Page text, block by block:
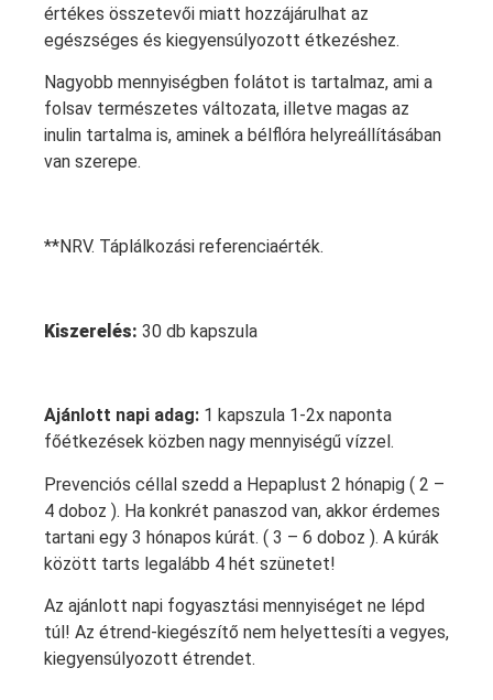
értékes összetevői miatt hozzájárulhat az
egészséges és kiegyensúlyozott étkezéshez.
Nagyobb mennyiségben folátot is tartalmaz, ami a
folsav természetes változata, illetve magas az
inulin tartalma is, aminek a bélflóra helyreállításában
van szerepe.
**NRV. Táplálkozási referenciaérték.
Kiszerelés: 30 db kapszula
Ajánlott napi adag: 1 kapszula 1-2x naponta
főétkezések közben nagy mennyiségű vízzel.
Prevenciós céllal szedd a Hepaplust 2 hónapig ( 2 –
4 doboz ). Ha konkrét panaszod van, akkor érdemes
tartani egy 3 hónapos kúrát. ( 3 – 6 doboz ). A kúrák
között tarts legalább 4 hét szünetet!
Az ajánlott napi fogyasztási mennyiséget ne lépd
túl! Az étrend-kiegészítő nem helyettesíti a vegyes,
kiegyensúlyozott étrendet.